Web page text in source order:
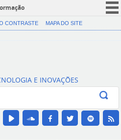
CORONAVÍRUS (COVID-19)
Canais
CONTRASTE MAPA DO SITE
E INOVAÇÕES